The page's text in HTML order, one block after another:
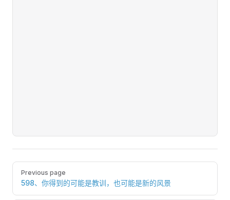
Pager
Previous page
598、你得到的可能是教训，也可能是新的风景